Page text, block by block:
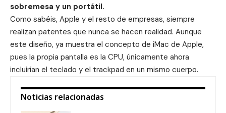
sobremesa y un portátil.
Como sabéis, Apple y el resto de empresas, siempre
realizan patentes que nunca se hacen realidad. Aunque
este diseño, ya muestra el concepto de iMac de Apple,
pues la propia pantalla es la CPU, únicamente ahora
incluirían el teclado y el trackpad en un mismo cuerpo.
Noticias relacionadas